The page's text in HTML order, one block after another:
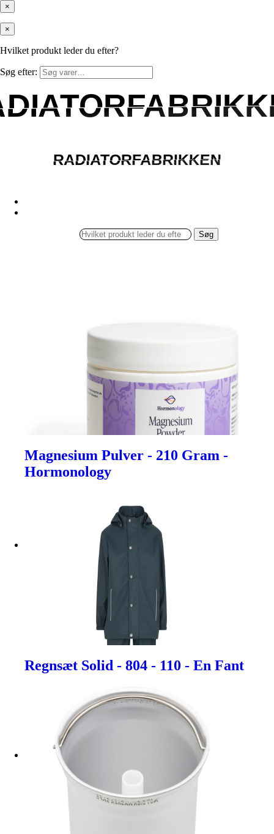
×
×
Hvilket produkt leder du efter?
Søg efter:
RADIATORFABRIKKEN
RADIATORFABRIKKEN
Søg
Magnesium Pulver - 210 Gram -
Hormonology
Regnsæt Solid - 804 - 110 - En Fant